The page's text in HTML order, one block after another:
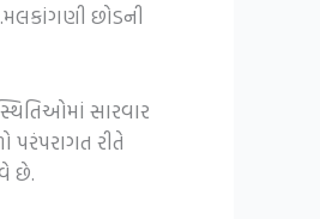
છોડની
સારવાર
રીતે
છે.